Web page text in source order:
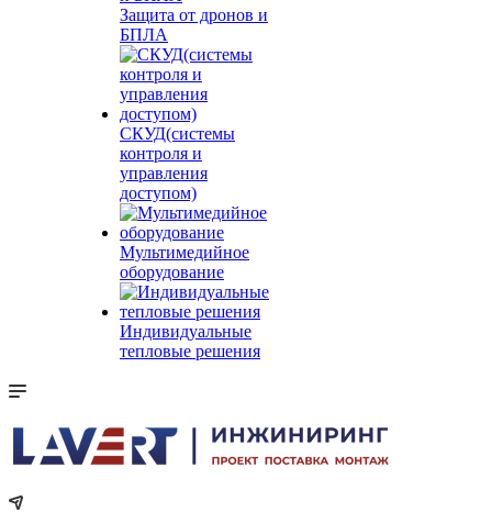
Защита от дронов и
БПЛА
СКУД(системы
контроля и
управления
доступом)
Мультимедийное
оборудование
Индивидуальные
тепловые решения